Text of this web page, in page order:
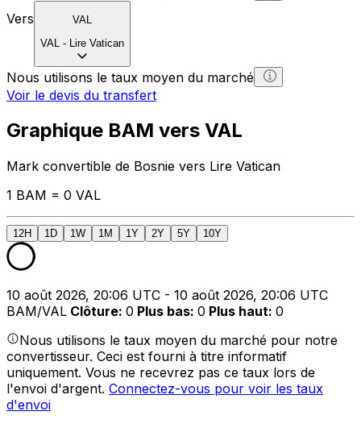
Vers
VAL
VAL - Lire Vatican
Nous utilisons le taux moyen du marché
Voir le devis du transfert
Graphique BAM vers VAL
Mark convertible de Bosnie vers Lire Vatican
1 BAM = 0 VAL
12H 1D 1W 1M 1Y 2Y 5Y 10Y
10 août 2026, 20:06 UTC - 10 août 2026, 20:06 UTC
BAM/VAL Clôture: 0 Plus bas: 0 Plus haut: 0
Nous utilisons le taux moyen du marché pour notre
convertisseur. Ceci est fourni à titre informatif
uniquement. Vous ne recevrez pas ce taux lors de
l'envoi d'argent. Connectez-vous pour voir les taux
d'envoi